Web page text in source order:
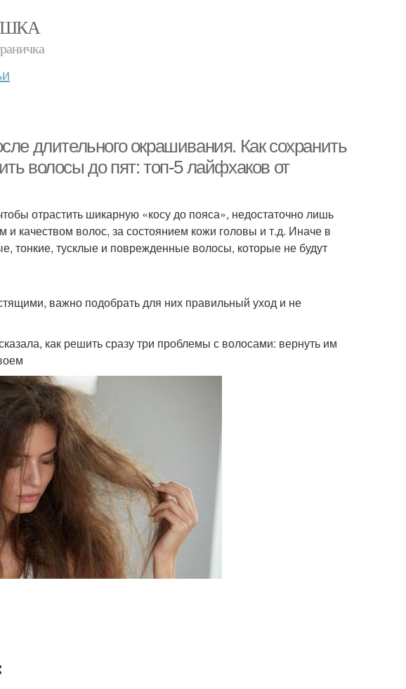
длительного окрашивания. Как сохранить
волосы до пят: топ-5 лайфхаков от
отрастить шикарную «косу до пояса», недостаточно лишь
качеством волос, за состоянием кожи головы и т.д. Иначе в
тонкие, тусклые и поврежденные волосы, которые не будут
важно подобрать для них правильный уход и не
как решить сразу три проблемы с волосами: вернуть им